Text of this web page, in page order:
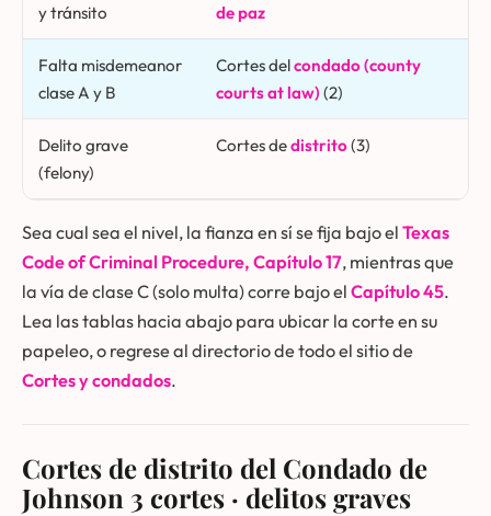
y tránsito
de paz
Falta misdemeanor
clase A y B
Cortes delcondado (county
courts at law) (2)
Delito grave
(felony)
Cortes dedistrito(3)
Sea cual sea el nivel, la fianza en sí se fija bajo el Texas
Code of Criminal Procedure, Capítulo 17, mientras que
la vía de clase C (solo multa) corre bajo el Capítulo 45.
Lea las tablas hacia abajo para ubicar la corte en su
papeleo, o regrese al directorio de todo el sitio de
Cortes y condados.
Cortes de distrito del Condado de
Johnson 3 cortes · delitos graves